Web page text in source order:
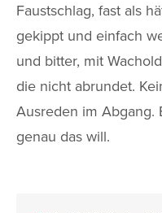
Faustschlag, fast als
gekippt und einfach
und bitter, mit
die nicht abrundet.
Ausreden im Abgang.
genau das will.